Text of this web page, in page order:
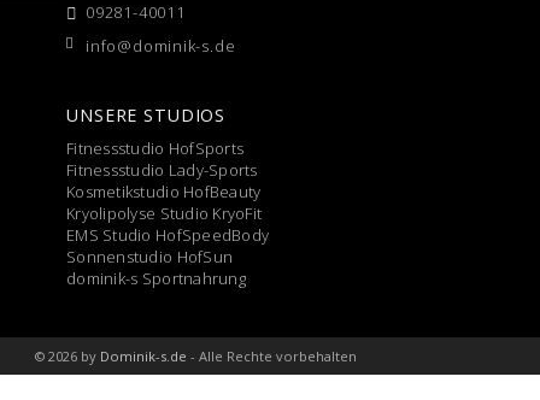
09281-40011
info@dominik-s.de
UNSERE STUDIOS
Fitnessstudio HofSports
Fitnessstudio Lady-Sports
Kosmetikstudio HofBeauty
Kryolipolyse Studio KryoFit
EMS Studio HofSpeedBody
Sonnenstudio HofSun
dominik-s Sportnahrung
© 2026 by Dominik-s.de - Alle Rechte vorbehalten